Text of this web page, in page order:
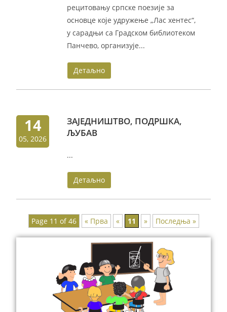
рецитовању српске поезије за
основце које удружење „Лас хентес“,
у сарадњи са Градском библиотеком
Панчево, организује...
Детаљно
14
05, 2026
ЗАЈЕДНИШТВО, ПОДРШКА,
ЉУБАВ
...
Детаљно
Page 11 of 46 « Прва « 11 » Последња »